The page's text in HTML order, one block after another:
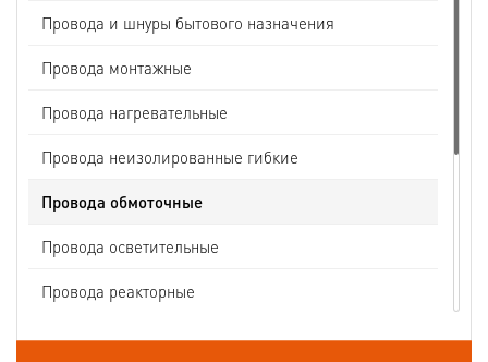
Провода и шнуры бытового назначения
Провода монтажные
Провода нагревательные
Провода неизолированные гибкие
Провода обмоточные
Провода осветительные
Провода реакторные
Провода связи